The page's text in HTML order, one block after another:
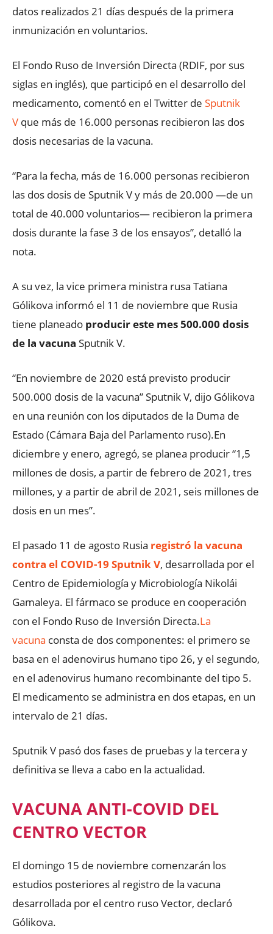
datos realizados 21 días después de la primera
inmunización en voluntarios.
El Fondo Ruso de Inversión Directa (RDIF, por sus
siglas en inglés), que participó en el desarrollo del
medicamento, comentó en el Twitter de Sputnik
V que más de 16.000 personas recibieron las dos
dosis necesarias de la vacuna.
“Para la fecha, más de 16.000 personas recibieron
las dos dosis de Sputnik V y más de 20.000 —de un
total de 40.000 voluntarios— recibieron la primera
dosis durante la fase 3 de los ensayos”, detalló la
nota.
A su vez, la vice primera ministra rusa Tatiana
Gólikova informó el 11 de noviembre que Rusia
tiene planeado producir este mes 500.000 dosis
de la vacuna Sputnik V.
“En noviembre de 2020 está previsto producir
500.000 dosis de la vacuna” Sputnik V, dijo Gólikova
en una reunión con los diputados de la Duma de
Estado (Cámara Baja del Parlamento ruso).En
diciembre y enero, agregó, se planea producir “1,5
millones de dosis, a partir de febrero de 2021, tres
millones, y a partir de abril de 2021, seis millones de
dosis en un mes”.
El pasado 11 de agosto Rusia registró la vacuna
contra el COVID-19 Sputnik V, desarrollada por el
Centro de Epidemiología y Microbiología Nikolái
Gamaleya. El fármaco se produce en cooperación
con el Fondo Ruso de Inversión Directa.La
vacuna consta de dos componentes: el primero se
basa en el adenovirus humano tipo 26, y el segundo,
en el adenovirus humano recombinante del tipo 5.
El medicamento se administra en dos etapas, en un
intervalo de 21 días.
Sputnik V pasó dos fases de pruebas y la tercera y
definitiva se lleva a cabo en la actualidad.
VACUNA ANTI-COVID DEL
CENTRO VECTOR
El domingo 15 de noviembre comenzarán los
estudios posteriores al registro de la vacuna
desarrollada por el centro ruso Vector, declaró
Gólikova.